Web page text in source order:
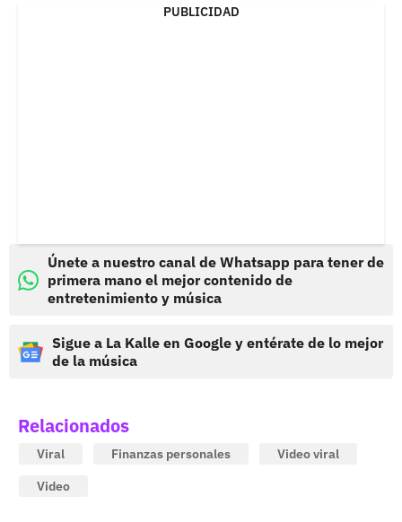
PUBLICIDAD
Únete a nuestro canal de Whatsapp para tener de
primera mano el mejor contenido de
entretenimiento y música
Sigue a La Kalle en Google y entérate de lo mejor
de la música
Relacionados
Viral Finanzas personales
Video viral
Video